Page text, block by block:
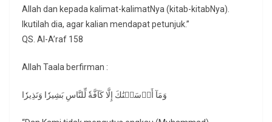
Allah dan kepada kalimat-kalimatNya (kitab-kitabNya).
Ikutilah dia, agar kalian mendapat petunjuk.”
QS. Al-A’raf 158
Allah Taala berfirman :
وَمَآ أَرۡسَلۡنَٰكَ إِلَّا كَآفَّةٗ لِّلنَّاسِ بَشِيرٗا وَنَذِيرٗا